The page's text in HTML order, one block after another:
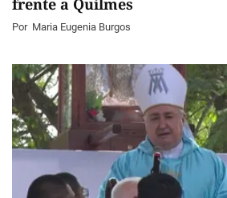
frente a Quilmes
Por Maria Eugenia Burgos